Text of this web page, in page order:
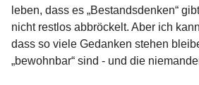
leben, dass es „Bestandsdenken“
nicht restlos abbröckelt. Aber ich
dass so viele Gedanken stehen
„bewohnbar“ sind - und die